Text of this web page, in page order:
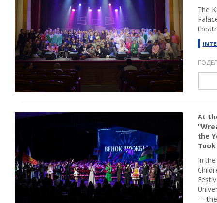
The
At
the
Took
In
— the